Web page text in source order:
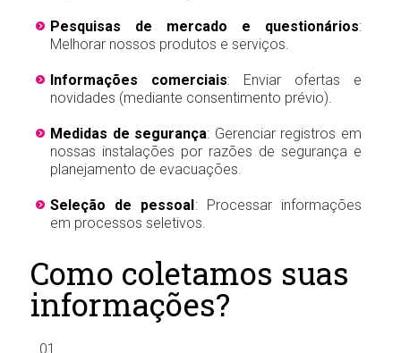
Pesquisas de mercado e questionários:
Melhorar nossos produtos e serviços.
Informações comerciais: Enviar ofertas e
novidades (mediante consentimento prévio).
Medidas de segurança: Gerenciar registros em
nossas instalações por razões de segurança e
planejamento de evacuações.
Seleção de pessoal: Processar informações
em processos seletivos.
Como coletamos suas
informações?